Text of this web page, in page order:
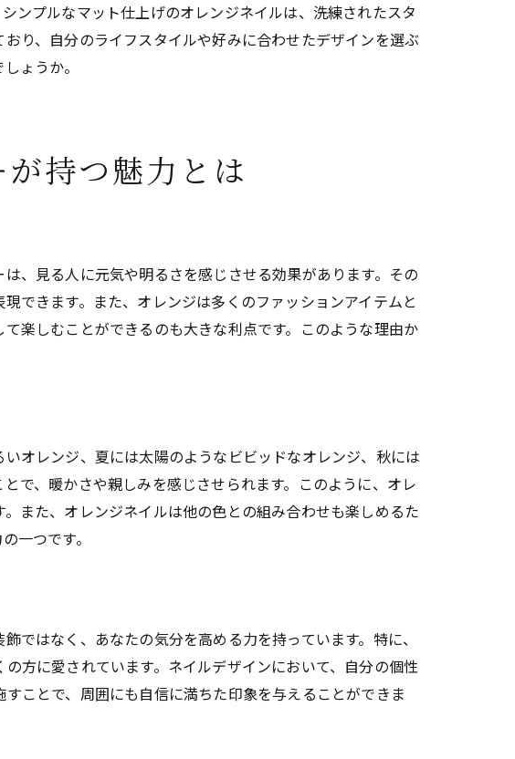
レンジデザイン
ンプルなマット仕上げのオレンジネイルは、洗練されたスタ
り、自分のライフスタイルや好みに合わせたデザインを選ぶ
ょうか。
持つ魅力とは
、見る人に元気や明るさを感じさせる効果があります。その
できます。また、オレンジは多くのファッションアイテムと
楽しむことができるのも大きな利点です。このような理由か
オレンジ、夏には太陽のようなビビッドなオレンジ、秋には
で、暖かさや親しみを感じさせられます。このように、オレ
また、オレンジネイルは他の色との組み合わせも楽しめるた
一つです。
ではなく、あなたの気分を高める力を持っています。特に、
方に愛されています。ネイルデザインにおいて、自分の個性
ことで、周囲にも自信に満ちた印象を与えることができま